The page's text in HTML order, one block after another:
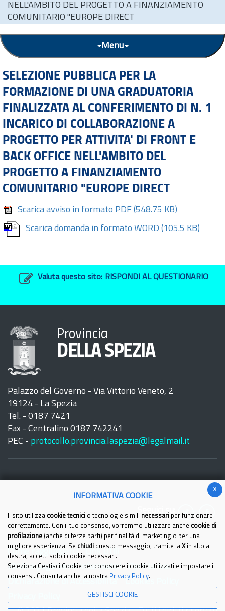
NELL'AMBITO DEL PROGETTO A FINANZIAMENTO
COMUNITARIO "EUROPE DIRECT
Menu
SELEZIONE PUBBLICA PER LA
FORMAZIONE DI UNA GRADUATORIA
FINALIZZATA AL CONFERIMENTO DI N. 1
INCARICO DI COLLABORAZIONE A
PROGETTO PER ATTIVITA' DI FRONT E
BACK OFFICE NELL'AMBITO DEL
PROGETTO A FINANZIAMENTO
COMUNITARIO "EUROPE DIRECT
Scarica avviso in formato PDF (548.75 KB)
Scarica domanda in formato WORD (105.5 KB)
Valuta questo sito: RISPONDI AL QUESTIONARIO
Provincia
DELLA SPEZIA
Palazzo del Governo - Via Vittorio Veneto, 2
19124 - La Spezia
Tel. - 0187 7421
Fax - Centralino 0187 742241
PEC - protocollo.provincia.laspezia@legalmail.it
Seguici su:
Come raggiungerci
Link Utili
IBAN e pagamenti informatici
Partita Iva
Cookies Policy
x
INFORMATIVA COOKIE
Il sito utilizza cookie tecnici o tecnologie simili necessari per funzionare
correttamente. Con il tuo consenso, vorremmo utilizzare anche cookie di
profilazione (anche di terze parti) per finalità di marketing o per una
migliore esperienza. Se chiudi questo messaggio, tramite la Xin alto a
destra, accetti solo i cookie necessari.
Seleziona Gestisci Cookie per conoscere i cookie utilizzati e impostare i
consensi. Consulta anche la nostra Privacy Policy.
GESTISCI COOKIE